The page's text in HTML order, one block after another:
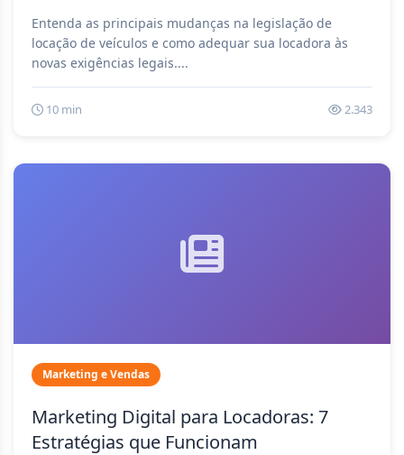
Entenda as principais mudanças na legislação de
locação de veículos e como adequar sua locadora às
novas exigências legais....
10 min 2.343
Marketing e Vendas
Marketing Digital para Locadoras: 7
Estratégias que Funcionam